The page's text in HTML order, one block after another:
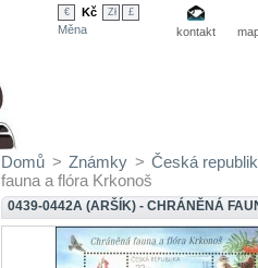
€ Kč Zł £
Měna kontakt
Domů > Známky > Česká
fauna a flóra Krkonoš
0439-0442A (ARŠÍK) - CHRÁNĚNÁ